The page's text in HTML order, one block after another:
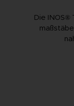
Die